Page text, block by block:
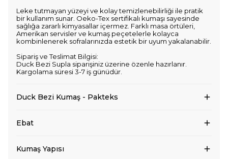
Leke tutmayan yüzeyi ve kolay temizlenebilirliği ile pratik
bir kullanım sunar. Oeko-Tex sertifikalı kumaşı sayesinde
sağlığa zararlı kimyasallar içermez. Farklı masa örtüleri,
Amerikan servisler ve kumaş peçetelerle kolayca
kombinlenerek sofralarınızda estetik bir uyum yakalanabilir.
Sipariş ve Teslimat Bilgisi:
Duck Bezi Supla siparişiniz üzerine özenle hazırlanır.
Kargolama süresi 3-7 iş günüdür.
Duck Bezi Kumaş - Pakteks
Ebat
Kumaş Yapısı